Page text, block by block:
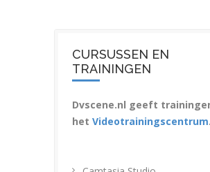
CURSUSSEN EN
TRAININGEN
Dvscene.nl geeft
het Videotrainingscentrum.